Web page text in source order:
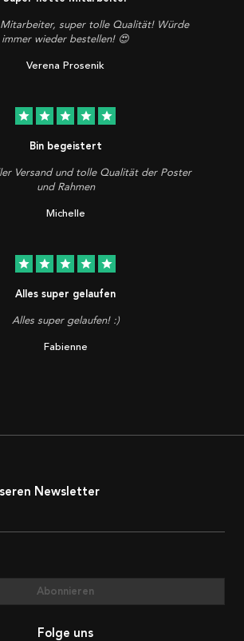
super tolle Qualität! Würde
immer wieder bestellen! 😍
Verena Prosenik
star star star star star
Bin begeistert
Versand und tolle Qualität der Poster
und Rahmen
Michelle
star star star star star
Alles super gelaufen
Alles super gelaufen! :)
Fabienne
Newsletter
Abonnieren
Folge uns